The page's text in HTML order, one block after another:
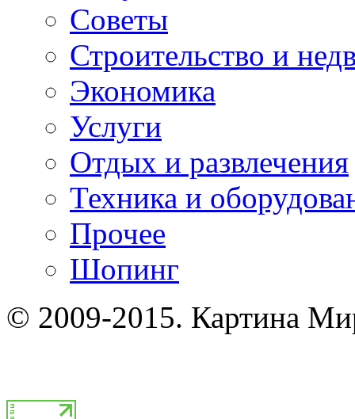
Советы
Строительство и
Экономика
Услуги
Отдых и развлечения
Техника и
Прочее
Шопинг
© 2009-2015. Картина